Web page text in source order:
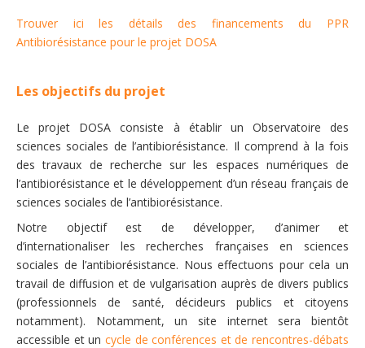
Trouver ici les détails des financements du PPR
Antibiorésistance pour le projet DOSA
Les objectifs du projet
Le projet DOSA consiste à établir un Observatoire des
sciences sociales de l’antibiorésistance. Il comprend à la fois
des travaux de recherche sur les espaces numériques de
l’antibiorésistance et le développement d’un réseau français de
sciences sociales de l’antibiorésistance.
Notre objectif est de développer, d’animer et
d’internationaliser les recherches françaises en sciences
sociales de l’antibiorésistance. Nous effectuons pour cela un
travail de diffusion et de vulgarisation auprès de divers publics
(professionnels de santé, décideurs publics et citoyens
notamment). Notamment, un site internet sera bientôt
accessible et un cycle de conférences et de rencontres-débats